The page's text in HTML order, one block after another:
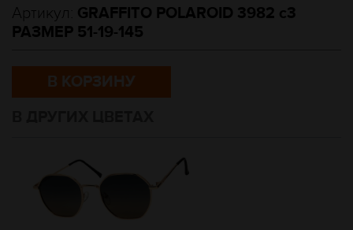
Артикул: GRAFFITO POLAROID 3982 c3
РАЗМЕР 51-19-145
В КОРЗИНУ